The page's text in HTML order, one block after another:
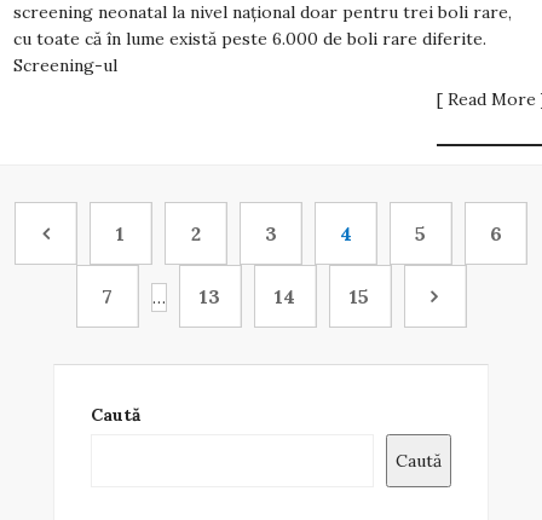
screening neonatal la nivel național doar pentru trei boli rare,
cu toate că în lume există peste 6.000 de boli rare diferite.
Screening-ul
[ Read More
1 2 3 4 5 6
7 … 13 14 15
Caută
Caută